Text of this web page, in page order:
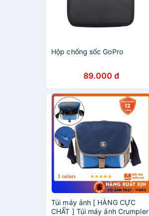
Hộp chống sốc GoPro
89.000 đ
Túi máy ảnh [ HÀNG CỰC
CHẤT ] Túi máy ảnh Crumpler